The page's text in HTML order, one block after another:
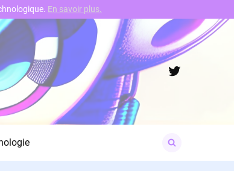
Twitter
for:
En savoir plus.